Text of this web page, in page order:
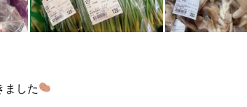
ました